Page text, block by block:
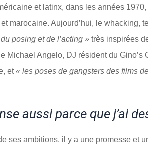
et latinx, dans les années
marocaine. Aujourd’hui, le whacking,
posing et de l’acting » très inspirées
Michael Angelo, DJ résident du
et« les poses de gangsters des films
aussi parce que j’ai
ses ambitions, il y a une promesse et